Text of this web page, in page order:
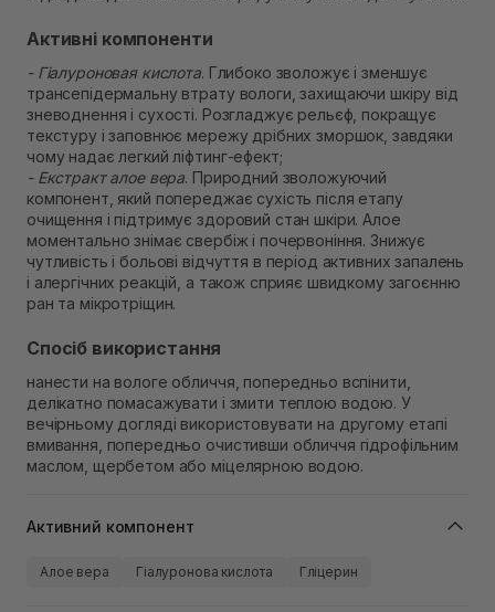
Активні компоненти
- Гіалуроновая кислота. Глибоко зволожує і зменшує
трансепідермальну втрату вологи, захищаючи шкіру від
зневоднення і сухості. Розгладжує рельєф, покращує
текстуру і заповнює мережу дрібних зморшок, завдяки
чому надає легкий ліфтинг-ефект;
- Екстракт алое вера. Природний зволожуючий
компонент, який попереджає сухість після етапу
очищення і підтримує здоровий стан шкіри. Алое
моментально знімає свербіж і почервоніння. Знижує
чутливість і больові відчуття в період активних запалень
і алергічних реакцій, а також сприяє швидкому загоєнню
ран та мікротріщин.
Спосіб використання
нанести на вологе обличчя, попередньо вспінити,
делікатно помасажувати і змити теплою водою. У
вечірньому догляді використовувати на другому етапі
вмивання, попередньо очистивши обличчя гідрофільним
маслом, щербетом або міцелярною водою.
Активний компонент
Алое вера Гіалуронова кислота Гліцерин